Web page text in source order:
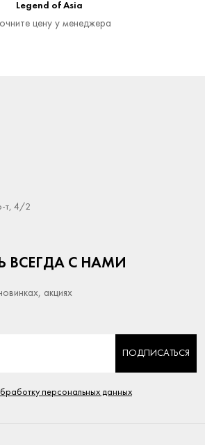
Legend of Asia
цену у менеджера
т, 4/2
ВСЕГДА С НАМИ
акциях
ПОДПИСАТЬСЯ
персональных данных